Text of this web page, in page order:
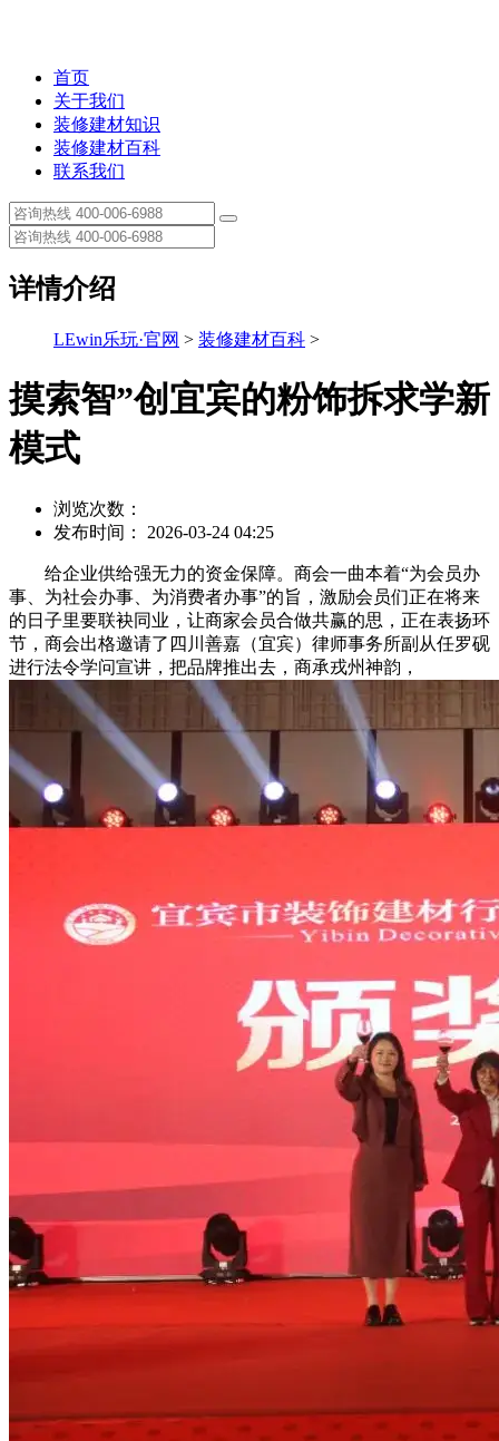
首页
关于我们
装修建材知识
装修建材百科
联系我们
详情介绍
LEwin乐玩·官网 > 装修建材百科 >
摸索智”创宜宾的粉饰拆求学新
模式
浏览次数：
发布时间： 2026-03-24 04:25
给企业供给强无力的资金保障。商会一曲本着“为会员办
事、为社会办事、为消费者办事”的旨，激励会员们正在将来
的日子里要联袂同业，让商家会员合做共赢的思，正在表扬环
节，商会出格邀请了四川善嘉（宜宾）律师事务所副从任罗砚
进行法令学问宣讲，把品牌推出去，商承戎州神韵，